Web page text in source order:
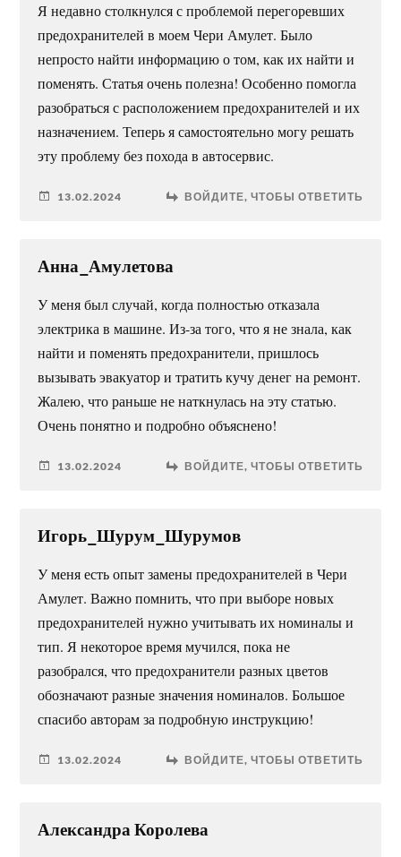
Я недавно столкнулся с проблемой перегоревших
предохранителей в моем Чери Амулет. Было
непросто найти информацию о том, как их найти и
поменять. Статья очень полезна! Особенно помогла
разобраться с расположением предохранителей и их
назначением. Теперь я самостоятельно могу решать
эту проблему без похода в автосервис.
13.02.2024 ВОЙДИТЕ, ЧТОБЫ ОТВЕТИТЬ
Анна_Амулетова
У меня был случай, когда полностью отказала
электрика в машине. Из-за того, что я не знала, как
найти и поменять предохранители, пришлось
вызывать эвакуатор и тратить кучу денег на ремонт.
Жалею, что раньше не наткнулась на эту статью.
Очень понятно и подробно объяснено!
13.02.2024 ВОЙДИТЕ, ЧТОБЫ ОТВЕТИТЬ
Игорь_Шурум_Шурумов
У меня есть опыт замены предохранителей в Чери
Амулет. Важно помнить, что при выборе новых
предохранителей нужно учитывать их номиналы и
тип. Я некоторое время мучился, пока не
разобрался, что предохранители разных цветов
обозначают разные значения номиналов. Большое
спасибо авторам за подробную инструкцию!
13.02.2024 ВОЙДИТЕ, ЧТОБЫ ОТВЕТИТЬ
Александра Королева